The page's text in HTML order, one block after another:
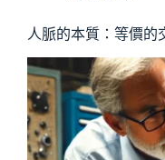
人脈的本質：等價的